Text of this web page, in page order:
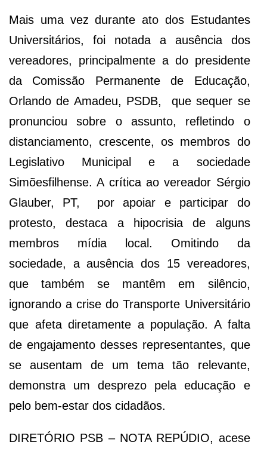
Mais uma vez durante ato dos Estudantes
Universitários, foi notada a ausência dos
vereadores, principalmente a do presidente
da Comissão Permanente de Educação,
Orlando de Amadeu, PSDB, que sequer se
pronunciou sobre o assunto, refletindo o
distanciamento, crescente, os membros do
Legislativo Municipal e a sociedade
Simõesfilhense. A crítica ao vereador Sérgio
Glauber, PT, por apoiar e participar do
protesto, destaca a hipocrisia de alguns
membros mídia local. Omitindo da
sociedade, a ausência dos 15 vereadores,
que também se mantêm em silêncio,
ignorando a crise do Transporte Universitário
que afeta diretamente a população. A falta
de engajamento desses representantes, que
se ausentam de um tema tão relevante,
demonstra um desprezo pela educação e
pelo bem-estar dos cidadãos.
DIRETÓRIO PSB – NOTA REPÚDIO, acese